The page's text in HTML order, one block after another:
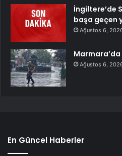
İngiltere’de
başa geçen
Ağustos 6,
Marmara’da
Ağustos 6,
En Güncel Haberler